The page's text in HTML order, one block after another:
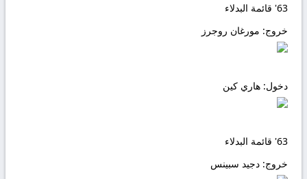
63' قائمة البدلاء
خروج: مورغان روجرز
دخول: هاري كين
63' قائمة البدلاء
خروج: دجيد سبينس